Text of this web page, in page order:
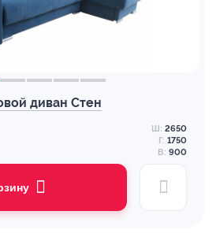
диван Стен
Ш: 2650
Г: 1750
В: 900